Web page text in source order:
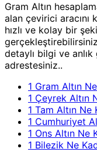
Gram Altın
alan çevirici
hızlı ve kolay bir
detaylı bilgi ve
adrestesiniz..
1 Gram Altın
1 Çeyrek Altın
1 Tam Altın Ne
1 Cumhuriyet
1 Ons Altın Ne
1 Bilezik Ne